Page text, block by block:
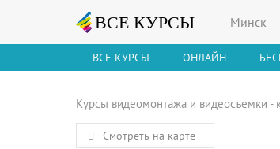
Минск
ВСЕ КУРСЫ ОНЛАЙН
Курсы видеомонтажа и видеосъемки -
Смотреть на карте